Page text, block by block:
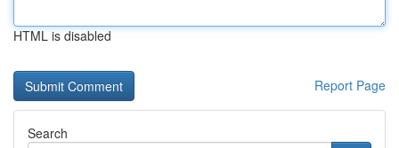
HTML is disabled
Report Page
Search